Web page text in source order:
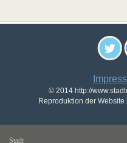
© 2014 http://
Reproduktion der
Stadt